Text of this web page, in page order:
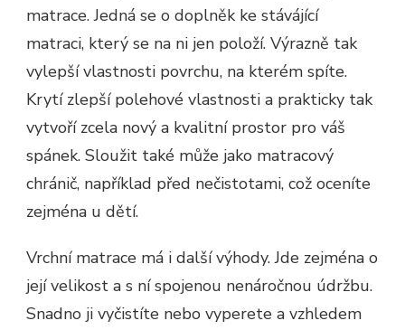
matrace. Jedná se o doplněk ke stávájící
matraci, který se na ni jen položí. Výrazně tak
vylepší vlastnosti povrchu, na kterém spíte.
Krytí zlepší polehové vlastnosti a prakticky tak
vytvoří zcela nový a kvalitní prostor pro váš
spánek. Sloužit také může jako matracový
chránič, například před nečistotami, což oceníte
zejména u dětí.
Vrchní matrace má i další výhody. Jde zejména o
její velikost a s ní spojenou nenáročnou údržbu.
Snadno ji vyčistíte nebo vyperete a vzhledem